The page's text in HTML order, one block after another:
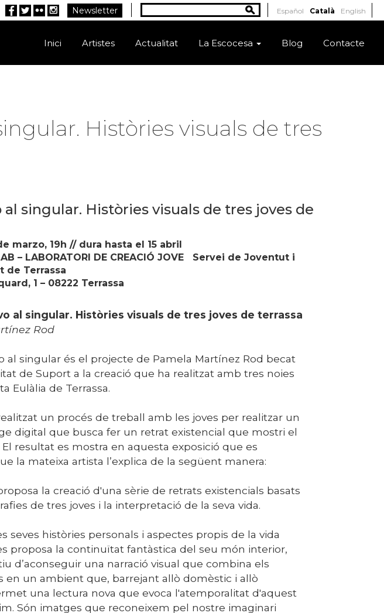
Español Català English
Formulari de cerca
Newsletter
Facebook
Twitter
FlickrInstagram
Inici Artistes Actualitat La Escocesa Blog Contacte
Històries visuals de tres
singular. Històries visuals de tres joves de
marzo, 19h // dura hasta el 15 abril
– LABORATORI DE CREACIÓ JOVE Servei de Joventut i
de Terrassa
1 – 08222 Terrassa
al singular. Històries visuals de tres joves de terrassa
Rod
al singular és el projecte de Pamela Martínez Rod becat
de Suport a la creació que ha realitzat amb tres noies
Eulàlia de Terrassa.
un procés de treball amb les joves per realitzar un
digital que busca fer un retrat existencial que mostri el
El resultat es mostra en aquesta exposició que es
la mateixa artista l’explica de la següent manera:
la creació d'una sèrie de retrats existencials basats
de tres joves i la interpretació de la seva vida.
seves històries personals i aspectes propis de la vida
proposa la continuïtat fantàstica del seu món interior,
d’aconseguir una narració visual que combina els
en un ambient que, barrejant allò domèstic i allò
una lectura nova que evoca l'atemporalitat d'aquest
Són imatges que reconeixem pel nostre imaginari